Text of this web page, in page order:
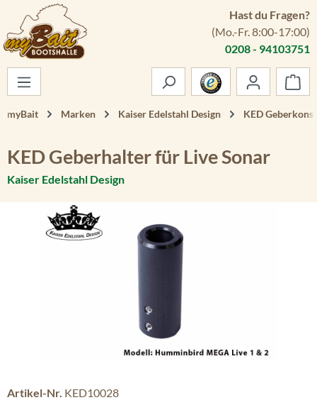
Zum Hauptinhalt springen
Hast du Fragen?
(Mo.-Fr. 8:00-17:00)
0208 - 94103751
myBait Marken Kaiser Edelstahl Design KED
KED Geberhalter für Live Sonar
Kaiser Edelstahl Design
Bildergalerie überspringen
Artikel-Nr. KED10028